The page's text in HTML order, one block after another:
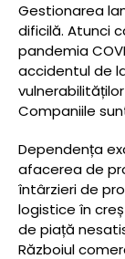
Gestionarea
dificilă. Atunci
pandemia
accidentul de
Companiile
Dependența
afacerea de
întârzieri de
logistice în
de piață
Războiul